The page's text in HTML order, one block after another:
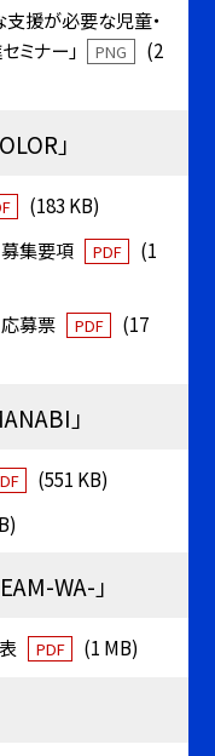
援が必要な児童・
ミナー」
PNG
(2
」
(183 KB)
集要項
PDF
(1
募票
PDF
(17
」
(551 KB)
WA-」
PDF (1 MB)